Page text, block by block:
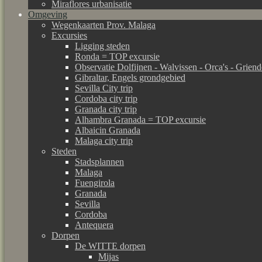
Miraflores urbanisatie
Omgeving
Wegenkaarten Prov. Malaga
Excursies
Ligging steden
Ronda = TOP excursie
Observatie Dolfijnen - Walvissen - Orca's -
Gibraltar, Engels grondgebied
Sevilla City trip
Cordoba city trip
Granada city trip
Alhambra Granada = TOP excursie
Albaicin Granada
Malaga city trip
Steden
Stadsplannen
Malaga
Fuengirola
Granada
Sevilla
Cordoba
Antequera
Dorpen
De WITTE dorpen
Mijas